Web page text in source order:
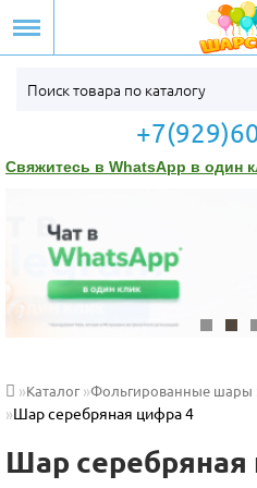
Свяжитесь в WhatsApp в один
Каталог Фольгированные шары
Шар серебряная цифра 4
Шар серебряная